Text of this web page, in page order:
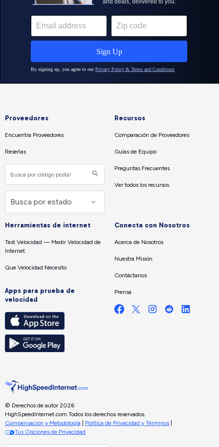
Proveedores
Encuentra Proveedores
Reseñas
Recursos
Comparación de Proveedores
Guías de Equipo
Preguntas Frecuentes
Ver todos los recursos
Herramientas de internet
Test Velocidad — Medir Velocidad de
Internet
Que Velocidad Necesito
Apps para prueba de
velocidad
Conecta con Nosotros
Acerca de Nosotros
Nuestra Misión
Contáctanos
Prensa
© Derechos de autor 2026
HighSpeedInternet.com.Todos los derechos reservados.
Compensación y Metodología
Política de Privacidad y Términos
Tus Opciones de Privacidad